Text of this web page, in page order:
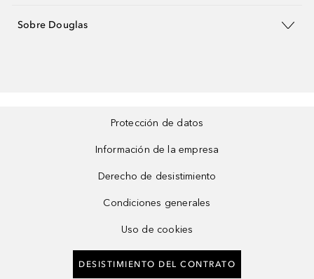
Sobre Douglas
Protección de datos
Información de la empresa
Derecho de desistimiento
Condiciones generales
Uso de cookies
DESISTIMIENTO DEL CONTRATO